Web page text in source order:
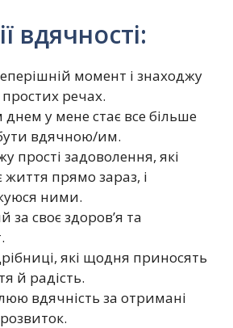
вдячності:
момент і знаходжу
простих речах.
​​у мене стає все більше
вдячною/им.
прості задоволення, які
життя прямо зараз, і
ними.
за своє здоров’я та
які щодня приносять
й радість.
вдячність за отримані